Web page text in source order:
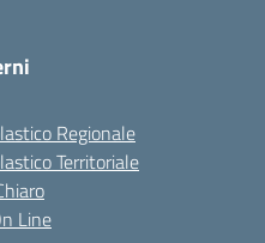
Regionale
Territoriale
Line